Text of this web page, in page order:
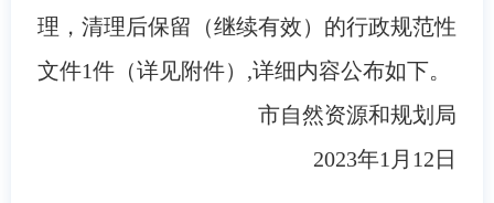
理，清理后保留（继续有效）的行政规范性
文件1件（详见附件）,详细内容公布如下。
市自然资源和规划局
2023年1月12日